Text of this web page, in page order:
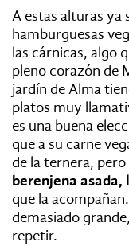
A estas alturas ya
hamburguesas
las cárnicas, algo
pleno corazón de
jardín de Alma
platos muy
es una buena
que a su carne
de la ternera,
berenjena asada,
que la
demasiado
repetir.